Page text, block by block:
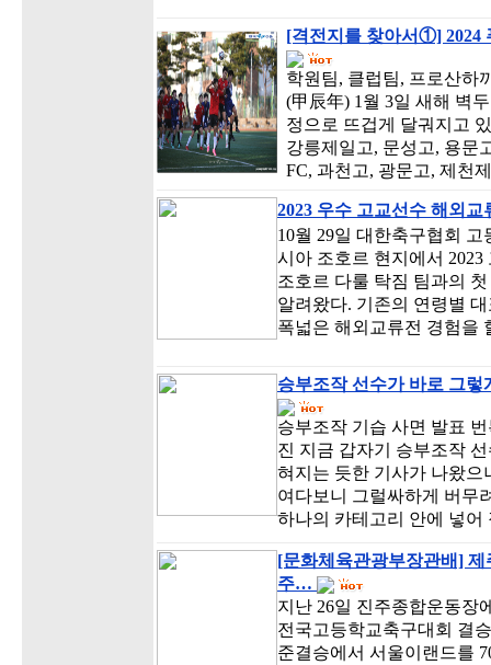
[격전지를 찾아서①] 2024
학원팀, 클럽팀, 프로산하
(甲辰年) 1월 3일 새해 벽
정으로 뜨겁게 달궈지고
강릉제일고, 문성고, 용문
FC, 과천고, 광문고, 제천
2023 우수 고교선수 해외
10월 29일 대한축구협회
시아 조호르 현지에서
조호르 다룰 탁짐 팀과의
알려왔다. 기존의 연령별
폭넓은 해외교류전 경험을
승부조작 선수가 바로 그
승부조작 기습 사면 발표
진 지금 갑자기 승부조작
혀지는 듯한 기사가 나왔으
여다보니 그럴싸하게 버무
하나의 카테고리 안에 넣
[문화체육관광부장관배]
주…
지난 26일 진주종합운동장
전국고등학교축구대회 결
준결승에서 서울이랜드를